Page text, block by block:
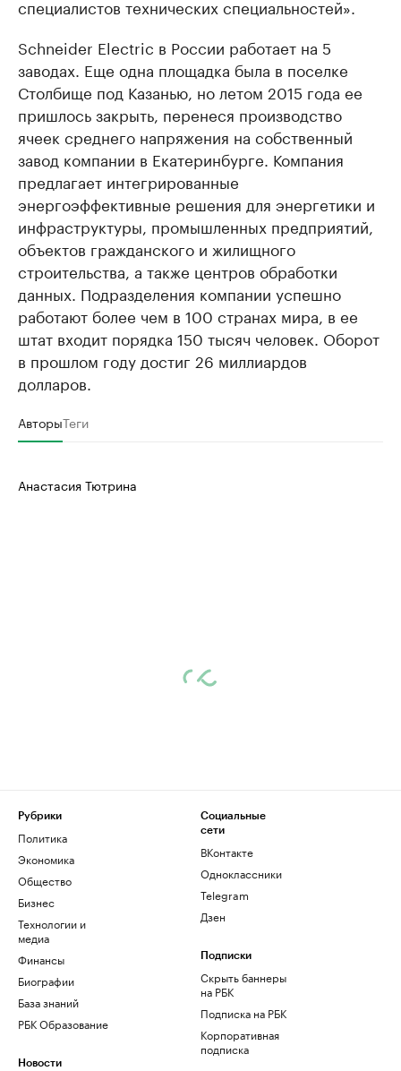
специалистов технических специальностей».
Schneider Electric в России работает на 5
заводах. Еще одна площадка была в поселке
Столбище под Казанью, но летом 2015 года ее
пришлось закрыть, перенеся производство
ячеек среднего напряжения на собственный
завод компании в Екатеринбурге. Компания
предлагает интегрированные
энергоэффективные решения для энергетики и
инфраструктуры, промышленных предприятий,
объектов гражданского и жилищного
строительства, а также центров обработки
данных. Подразделения компании успешно
работают более чем в 100 странах мира, в ее
штат входит порядка 150 тысяч человек. Оборот
в прошлом году достиг 26 миллиардов
долларов.
АвторыТеги
Анастасия Тютрина
Рубрики
Политика
Экономика
Общество
Бизнес
Технологии и
медиа
Финансы
Биографии
База знаний
РБК Образование
Новости
Социальные
сети
ВКонтакте
Одноклассники
Telegram
Дзен
Подписки
Скрыть баннеры
на РБК
Подписка на РБК
Корпоративная
подписка